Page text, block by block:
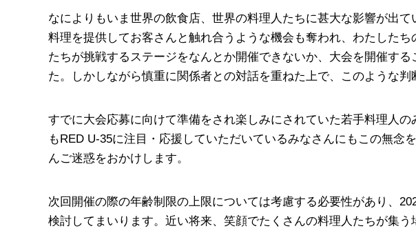
なによりもいま世界の飲食店、世界の料理人たちに甚大な影響が出
料理を提供してお客さんと触れ合うような機会も奪われ、わたした
たちが挑戦するステージをなんとか開催できないか、大会を開催す
た。しかしながら慎重に関係者との対話を重ねた上で、このような判
すでに大会応募に向けて準備をされ楽しみにされていた若手料理人
もRED U-35に注目・応援していただいているみなさんにもこの無
んご迷惑をおかけします。
次回開催の際の年齢制限の上限については考慮する必要性があり、
検討してまいります。近い将来、笑顔でたくさんの料理人たちが集